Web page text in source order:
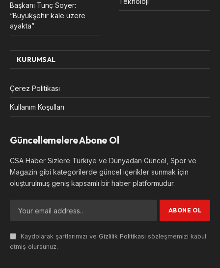
Başkanı Tunç Soyer:
“Büyükşehir kale üzere
ayakta”
KURUMSAL
Çerez Politikası
Kullanım Koşulları
Güncellemelere Abone Ol
CSA Haber Sizlere Türkiye ve Dünyadan Güncel, Spor ve
Magazin gibi kategorilerde güncel içerikler sunmak için
oluşturulmuş geniş kapsamlı bir haber platformudur.
Kaydolarak şartlarımızı ve Gizlilik Politikası sözleşmemizi kabul
etmiş olursunuz.